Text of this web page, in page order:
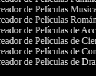
de Películas
de Películas
de Películas de
de Películas de
de Películas de
de Películas de